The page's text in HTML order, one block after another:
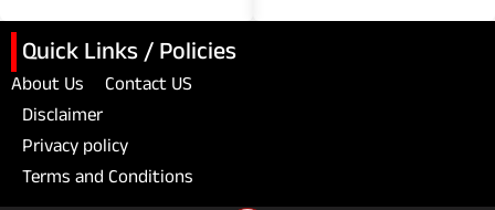
Quick Links / Policies
About Us
Contact US
Disclaimer
Privacy policy
Terms and Conditions